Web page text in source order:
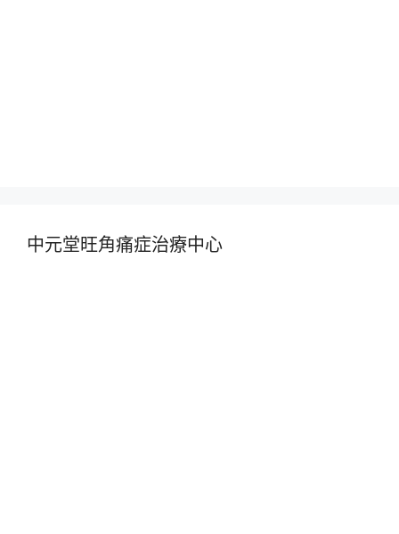
中元堂旺角痛症治療中心